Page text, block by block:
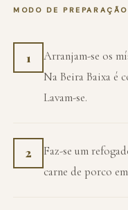
MODO DE PREPARAÇÃO
1
Arranjam-se os
Na Beira Baixa é
Lavam-se.
2
Faz-se um
carne de porco